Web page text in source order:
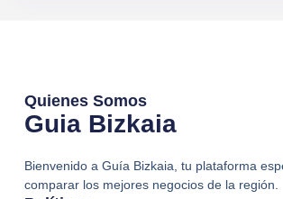
Quienes Somos
Guia Bizkaia
Bienvenido a Guía Bizkaia, tu plataforma
comparar los mejores negocios de la región.